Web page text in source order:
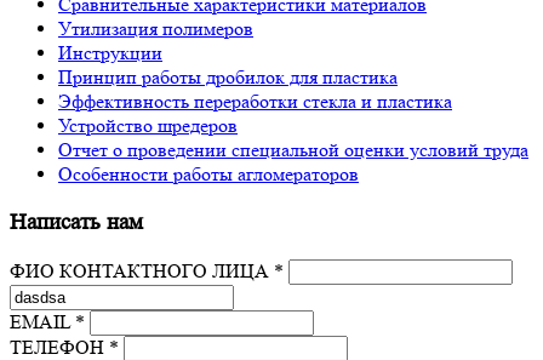
Утилизация полимеров
Инструкции
Принцип работы дробилок для пластика
Эффективность переработки стекла и пластика
Устройство шредеров
Отчет о проведении специальной оценки условий труда
Особенности работы агломераторов
Написать нам
ФИО КОНТАКТНОГО ЛИЦА *
EMAIL *
ТЕЛЕФОН *